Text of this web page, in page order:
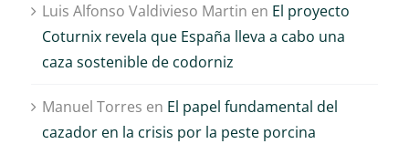
Luis Alfonso Valdivieso Martin en El proyecto
Coturnix revela que España lleva a cabo una
caza sostenible de codorniz
Manuel Torres en El papel fundamental del
cazador en la crisis por la peste porcina